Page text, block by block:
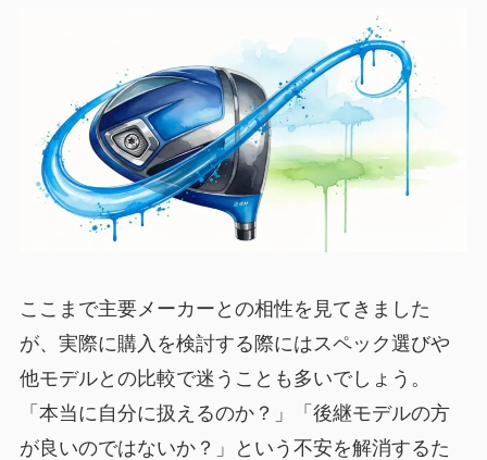
ここまで主要メーカーとの相性を見てきました
が、実際に購入を検討する際にはスペック選びや
他モデルとの比較で迷うことも多いでしょう。
「本当に自分に扱えるのか？」「後継モデルの方
が良いのではないか？」という不安を解消するた